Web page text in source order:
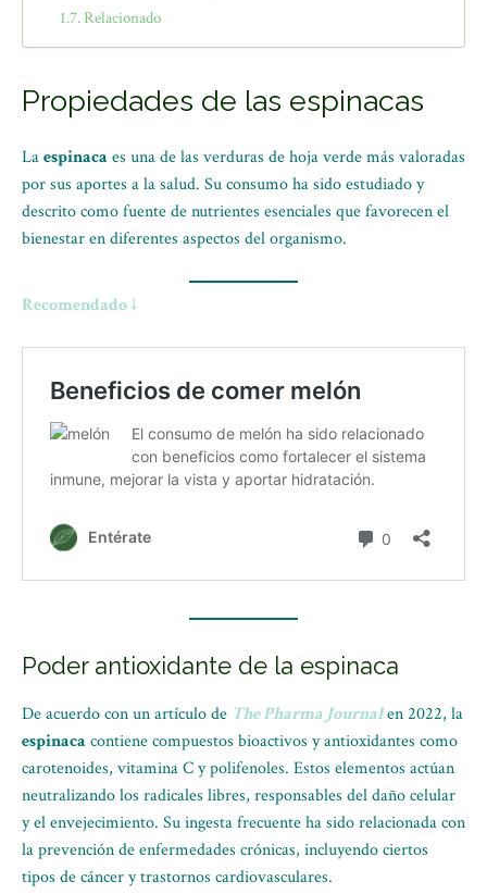
Relacionado
Propiedades de las espinacas
Laespinaca es una de las verduras de hoja verde más valoradas
por sus aportes a la salud. Su consumo ha sido estudiado y
descrito como fuente de nutrientes esenciales que favorecen el
bienestar en diferentes aspectos del organismo.
Recomendado ↓
Poder antioxidante de la espinaca
De acuerdo con un artículo de The Pharma Journalen 2022, la
espinaca contiene compuestos bioactivos y antioxidantes como
carotenoides, vitamina C y polifenoles. Estos elementos actúan
neutralizando los radicales libres, responsables del daño celular
y el envejecimiento. Su ingesta frecuente ha sido relacionada con
la prevención de enfermedades crónicas, incluyendo ciertos
tipos de cáncer y trastornos cardiovasculares.